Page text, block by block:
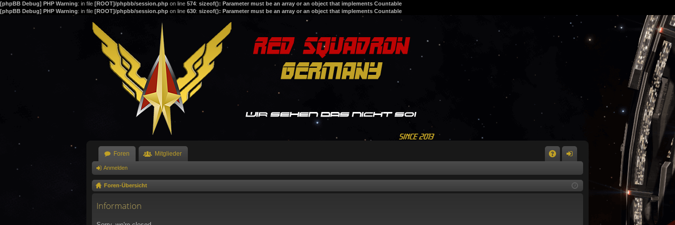
[phpBB Debug] PHP Warning: in file [ROOT]/phpbb/session.php on line 574: sizeof(): Parameter must be an array or an object that implements Countable
[phpBB Debug] PHP Warning: in file [ROOT]/phpbb/session.php on line 630: sizeof(): Parameter must be an array or an object that implements Countable
Foren Mitglieder
m
Anmelden
Foren-Übersicht
Information